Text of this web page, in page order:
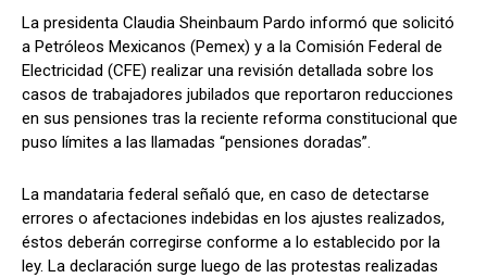
La presidenta Claudia Sheinbaum Pardo informó que solicitó
a Petróleos Mexicanos (Pemex) y a la Comisión Federal de
Electricidad (CFE) realizar una revisión detallada sobre los
casos de trabajadores jubilados que reportaron reducciones
en sus pensiones tras la reciente reforma constitucional que
puso límites a las llamadas “pensiones doradas”.
La mandataria federal señaló que, en caso de detectarse
errores o afectaciones indebidas en los ajustes realizados,
éstos deberán corregirse conforme a lo establecido por la
ley. La declaración surge luego de las protestas realizadas